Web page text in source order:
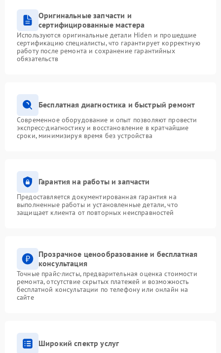
Оригинальные запчасти и
сертифицированные мастера
Используются оригинальные детали Hiden и прошедшие
сертификацию специалисты, что гарантирует корректную
работу после ремонта и сохранение гарантийных
обязательств
Бесплатная диагностика и быстрый ремонт
Современное оборудование и опыт позволяют провести
экспресс-диагностику и восстановление в кратчайшие
сроки, минимизируя время без устройства
Гарантия на работы и запчасти
Предоставляется документированная гарантия на
выполненные работы и установленные детали, что
защищает клиента от повторных неисправностей
Прозрачное ценообразование и бесплатная
консультация
Точные прайс-листы, предварительная оценка стоимости
ремонта, отсутствие скрытых платежей и возможность
бесплатной консультации по телефону или онлайн на
сайте
Широкий спектр услуг